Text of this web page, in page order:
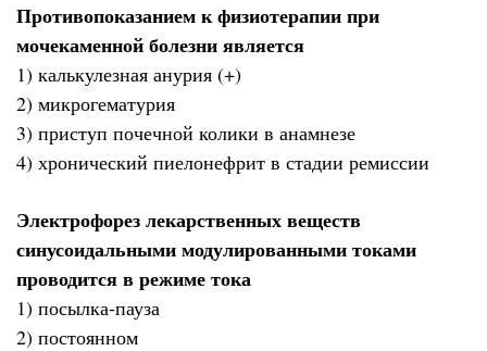
Противопоказанием к физиотерапии при
мочекаменной болезни является
1) калькулезная анурия (+)
2) микрогематурия
3) приступ почечной колики в анамнезе
4) хронический пиелонефрит в стадии ремиссии
Электрофорез лекарственных веществ
синусоидальными модулированными токами
проводится в режиме тока
1) посылка-пауза
2) постоянном